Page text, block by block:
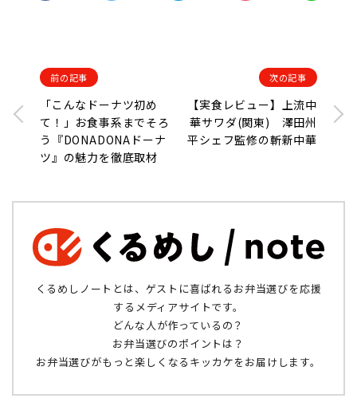
前の記事
「こんなドーナツ初め
て！」お食事系までそろ
う『DONADONAドーナ
ツ』の魅力を徹底取材
次の記事
【実食レビュー】上流中
華サワダ(関東) 澤田州
平シェフ監修の斬新中華
くるめしノートとは、ゲストに喜ばれるお弁当選びを応援
するメディアサイトです。
どんな人が作っているの？
お弁当選びのポイントは？
お弁当選びがもっと楽しくなるキッカケをお届けします。